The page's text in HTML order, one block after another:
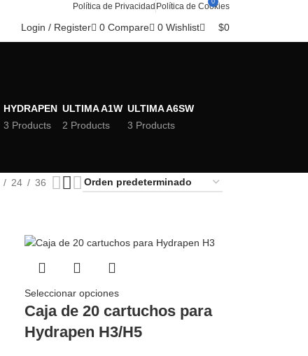
Política de Privacidad Política de Cookies
Login / Register 0 Compare 0 Wishlist
0
$0
HYDRAPEN
3 Products
ULTIMA A1W
2 Products
ULTIMA A6SW
3 Products
24 36
Seleccionar opciones
Caja de 20 cartuchos para
Hydrapen H3/H5